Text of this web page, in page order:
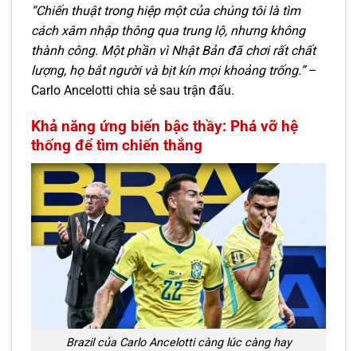
“Chiến thuật trong hiệp một của chúng tôi là tìm
cách xâm nhập thông qua trung lộ, nhưng không
thành công. Một phần vì Nhật Bản đã chơi rất chất
lượng, họ bắt người và bịt kín mọi khoảng trống.”–
Carlo Ancelotti chia sẻ sau trận đấu.
Khả năng ứng biến bậc thầy: Phá vỡ hệ
thống để tìm chiến thắng
Brazil của Carlo Ancelotti càng lúc càng hay